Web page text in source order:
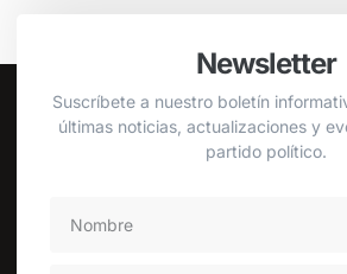
Newsletter
Suscríbete a nuestro boletín
últimas noticias, actualizaciones y
partido político.